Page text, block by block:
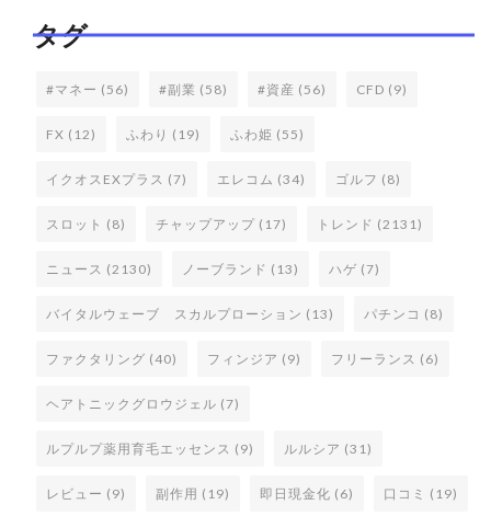
タグ
#マネー (56) #副業 (58) #資産 (56) CFD (9)
FX (12) ふわり (19) ふわ姫 (55)
イクオスEXプラス (7) エレコム (34) ゴルフ (8)
スロット (8) チャップアップ (17) トレンド (2131)
ニュース (2130) ノーブランド (13) ハゲ (7)
バイタルウェーブ スカルプローション (13) パチンコ (8)
ファクタリング (40) フィンジア (9) フリーランス (6)
ヘアトニックグロウジェル (7)
ルプルプ薬用育毛エッセンス (9) ルルシア (31)
レビュー (9) 副作用 (19) 即日現金化 (6) 口コミ (19)